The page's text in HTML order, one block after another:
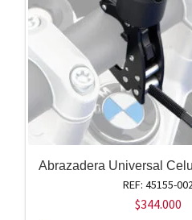
Abrazadera Universal
REF: 45155-
$344.000